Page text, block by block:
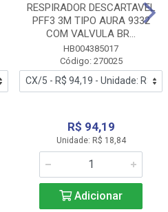
RESPIRADOR DESCARTAVEL
PFF3 3M TIPO AURA 9332
COM VALVULA BR...
HB004385017
Código: 270025
R$ 94,19
Unidade: R$ 18,84
Adicionar